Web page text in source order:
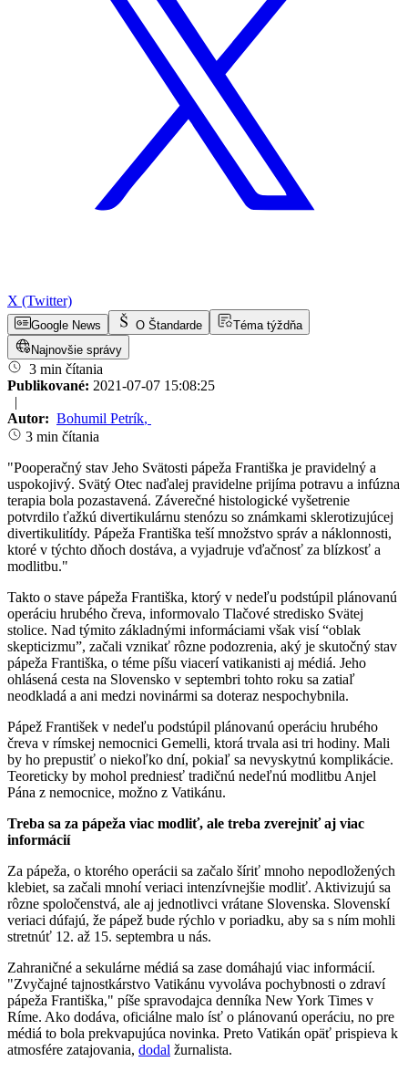
X (Twitter)
Google News O Štandarde
Téma týždňa
Najnovšie správy
3 min čítania
Publikované: 2021-07-07 15:08:25
|
Autor: Bohumil Petrík,
3 min čítania
"Pooperačný stav Jeho Svätosti pápeža Františka je pravidelný a
uspokojivý. Svätý Otec naďalej pravidelne prijíma potravu a infúzna
terapia bola pozastavená. Záverečné histologické vyšetrenie
potvrdilo ťažkú divertikulárnu stenózu so známkami sklerotizujúcej
divertikulitídy. Pápeža Františka teší množstvo správ a náklonnosti,
ktoré v týchto dňoch dostáva, a vyjadruje vďačnosť za blízkosť a
modlitbu."
Takto o stave pápeža Františka, ktorý v nedeľu podstúpil plánovanú
operáciu hrubého čreva, informovalo Tlačové stredisko Svätej
stolice. Nad týmito základnými informáciami však visí “oblak
skepticizmu”, začali vznikať rôzne podozrenia, aký je skutočný stav
pápeža Františka, o téme píšu viacerí vatikanisti aj médiá. Jeho
ohlásená cesta na Slovensko v septembri tohto roku sa zatiaľ
neodkladá a ani medzi novinármi sa doteraz nespochybnila.
Pápež František v nedeľu podstúpil plánovanú operáciu hrubého
čreva v rímskej nemocnici Gemelli, ktorá trvala asi tri hodiny. Mali
by ho prepustiť o niekoľko dní, pokiaľ sa nevyskytnú komplikácie.
Teoreticky by mohol predniesť tradičnú nedeľnú modlitbu Anjel
Pána z nemocnice, možno z Vatikánu.
Treba sa za pápeža viac modliť, ale treba zverejniť aj viac
informácií
Za pápeža, o ktorého operácii sa začalo šíriť mnoho nepodložených
klebiet, sa začali mnohí veriaci intenzívnejšie modliť. Aktivizujú sa
rôzne spoločenstvá, ale aj jednotlivci vrátane Slovenska. Slovenskí
veriaci dúfajú, že pápež bude rýchlo v poriadku, aby sa s ním mohli
stretnúť 12. až 15. septembra u nás.
Zahraničné a sekulárne médiá sa zase domáhajú viac informácií.
"Zvyčajné tajnostkárstvo Vatikánu vyvoláva pochybnosti o zdraví
pápeža Františka," píše spravodajca denníka New York Times v
Ríme. Ako dodáva, oficiálne malo ísť o plánovanú operáciu, no pre
médiá to bola prekvapujúca novinka. Preto Vatikán opäť prispieva k
atmosfére zatajovania, dodal žurnalista.